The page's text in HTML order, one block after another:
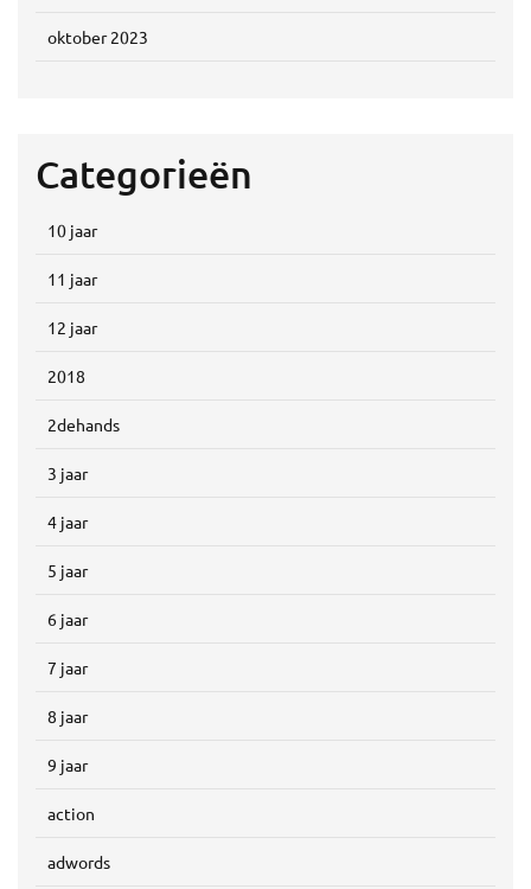
oktober 2023
Categorieën
10 jaar
11 jaar
12 jaar
2018
2dehands
3 jaar
4 jaar
5 jaar
6 jaar
7 jaar
8 jaar
9 jaar
action
adwords